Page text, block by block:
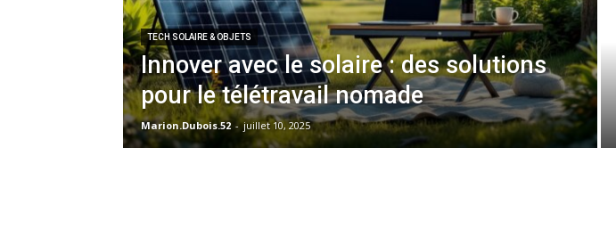
TECH SOLAIRE & OBJETS
Innover avec le solaire : des solutions
pour le télétravail nomade
Marion.Dubois.52 - juillet 10, 2025